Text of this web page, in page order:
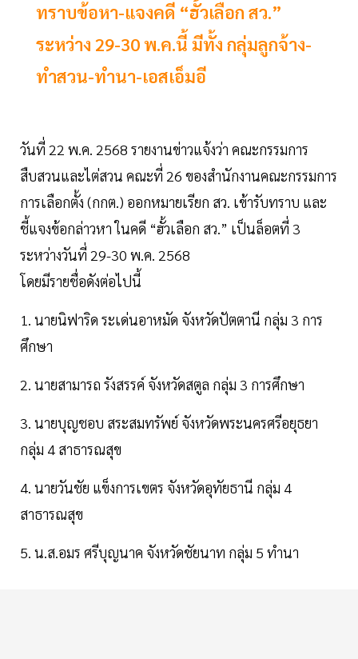
ทราบข้อหา-แจงคดี “ฮั้วเลือก สว.”
ระหว่าง 29-30 พ.ค.นี้ มีทั้ง กลุ่มลูกจ้าง-
ทำสวน-ทำนา-เอสเอ็มอี
วันที่ 22 พ.ค. 2568 รายงานข่าวแจ้งว่า คณะกรรมการ
สืบสวนและไต่สวน คณะที่ 26 ของสำนักงานคณะกรรมการ
การเลือกตั้ง (กกต.) ออกหมายเรียก สว. เข้ารับทราบ และ
ชี้แจงข้อกล่าวหา ในคดี “ฮั้วเลือก สว.” เป็นล็อตที่ 3
ระหว่างวันที่ 29-30 พ.ค. 2568
โดยมีรายชื่อดังต่อไปนี้
1. นายนิฟาริด ระเด่นอาหมัด จังหวัดปัตตานี กลุ่ม 3 การ
ศึกษา
2. นายสามารถ รังสรรค์ จังหวัดสตูล กลุ่ม 3 การศึกษา
3. นายบุญชอบ สระสมทรัพย์ จังหวัดพระนครศรีอยุธยา
กลุ่ม 4 สาธารณสุข
4. นายวันชัย แข็งการเขตร จังหวัดอุทัยธานี กลุ่ม 4
สาธารณสุข
5. น.ส.อมร ศรีบุญนาค จังหวัดชัยนาท กลุ่ม 5 ทำนา